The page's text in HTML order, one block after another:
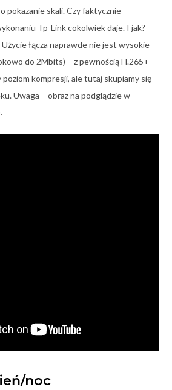
pokazanie skali. Czy faktycznie
Tp-Link cokolwiek daje. I jak?
Użycie łącza naprawde nie jest wysokie
do 2Mbits) – z pewnością H.265+
poziom kompresji, ale tutaj skupiamy się
Uwaga – obraz na podglądzie w
noc